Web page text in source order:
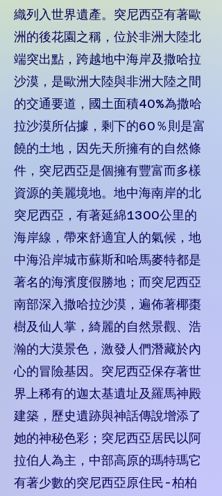
織列入世界遺產。突尼西亞有著歐
洲的後花園之稱，位於非洲大陸北
端突出點，跨越地中海岸及撒哈拉
沙漠，是歐洲大陸與非洲大陸之間
的交通要道，國土面積40%為撒哈
拉沙漠所佔據，剩下的60％則是富
饒的土地，因先天所擁有的自然條
件，突尼西亞是個擁有豐富而多樣
資源的美麗境地。地中海南岸的北
突尼西亞，有著延綿1300公里的
海岸線，帶來舒適宜人的氣候，地
中海沿岸城市蘇斯和哈馬麥特都是
著名的海濱度假勝地；而突尼西亞
南部深入撒哈拉沙漠，遍佈著椰棗
樹及仙人掌，綺麗的自然景觀、浩
瀚的大漠景色，激發人們潛藏於內
心的冒險基因。突尼西亞保存著世
界上稀有的迦太基遺址及羅馬神殿
建築，歷史遺跡與神話傳說增添了
她的神秘色彩；突尼西亞居民以阿
拉伯人為主，中部高原的瑪特瑪它
有著少數的突尼西亞原住民-柏柏